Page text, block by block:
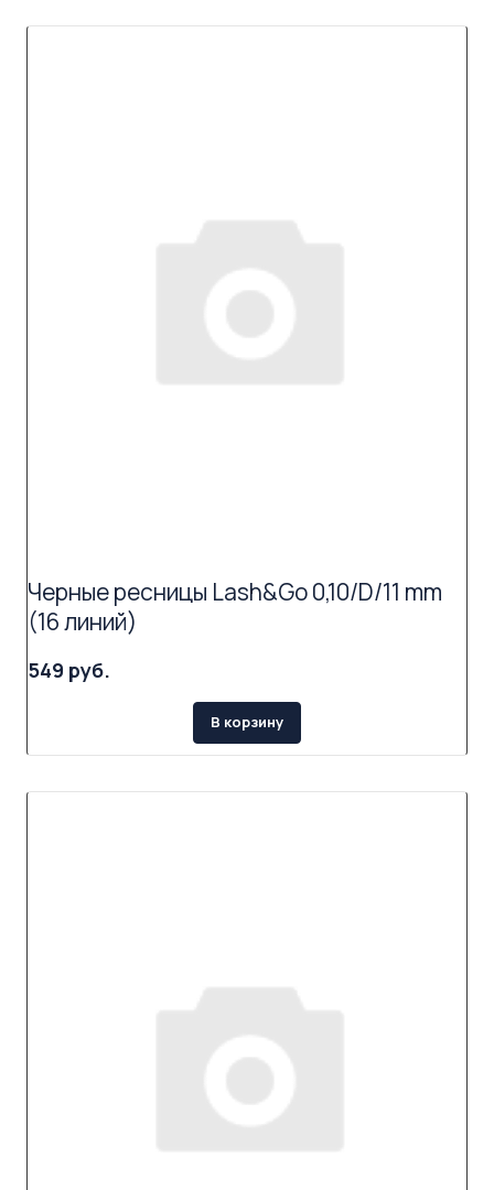
Черные ресницы Lash&Go 0,10/D/11 mm
(16 линий)
549 руб.
В корзину